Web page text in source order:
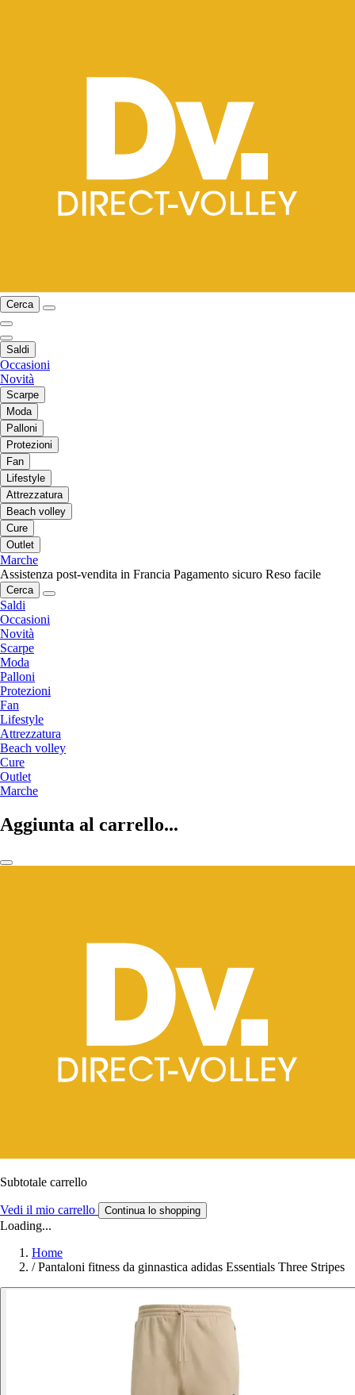
Cerca
Saldi
Occasioni
Novità
Scarpe
Moda
Palloni
Protezioni
Fan
Lifestyle
Attrezzatura
Beach volley
Cure
Outlet
Marche
Assistenza post-vendita in Francia Pagamento sicuro Reso facile
Cerca
Saldi
Occasioni
Novità
Scarpe
Moda
Palloni
Protezioni
Fan
Lifestyle
Attrezzatura
Beach volley
Cure
Outlet
Marche
Aggiunta al carrello...
Subtotale carrello
Vedi il mio carrello Continua lo shopping
Loading...
Home
/ Pantaloni fitness da ginnastica adidas Essentials Three Stripes